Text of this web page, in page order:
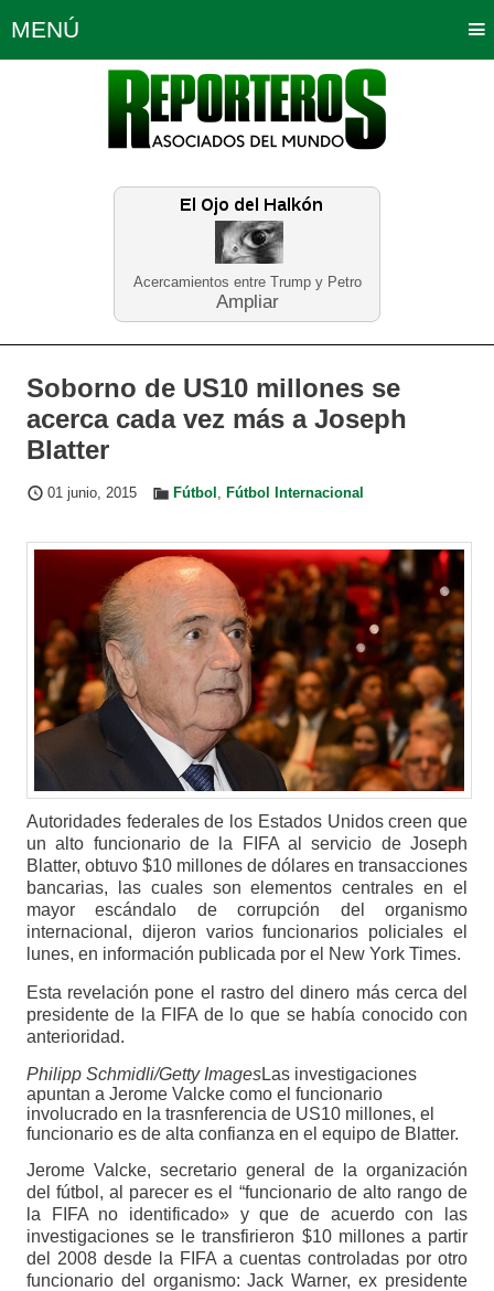
Acercamientos entre Trump y Petro
Ampliar
MENÚ
Política Opinión Bogotá
Planeta Tierra Deportes
Educación Neira
Soborno de US10 millones se
acerca cada vez más a Joseph
Blatter
01 junio, 2015 Fútbol , Fútbol Internacional
Autoridades federales de los Estados Unidos creen que
un alto funcionario de la FIFA al servicio de Joseph
Blatter, obtuvo $10 millones de dólares en transacciones
bancarias, las cuales son elementos centrales en el
mayor escándalo de corrupción del organismo
internacional, dijeron varios funcionarios policiales el
lunes, en información publicada por el New York Times.
Esta revelación pone el rastro del dinero más cerca del
presidente de la FIFA de lo que se había conocido con
anterioridad.
Philipp Schmidli/Getty ImagesLas investigaciones
apuntan a Jerome Valcke como el funcionario
involucrado en la trasnferencia de US10 millones, el
funcionario es de alta confianza en el equipo de Blatter.
Jerome Valcke, secretario general de la organización
del fútbol, al parecer es el “funcionario de alto rango de
la FIFA no identificado» y que de acuerdo con las
investigaciones se le transfirieron $10 millones a partir
del 2008 desde la FIFA a cuentas controladas por otro
funcionario del organismo: Jack Warner, ex presidente